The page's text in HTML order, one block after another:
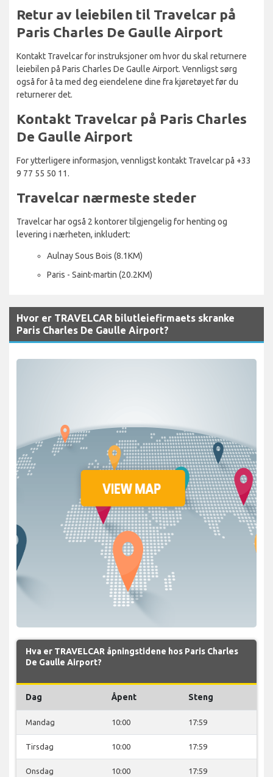
Retur av leiebilen til Travelcar på
Paris Charles De Gaulle Airport
Kontakt Travelcar for instruksjoner om hvor du skal returnere
leiebilen på Paris Charles De Gaulle Airport. Vennligst sørg
også for å ta med deg eiendelene dine fra kjøretøyet før du
returnerer det.
Kontakt Travelcar på Paris Charles
De Gaulle Airport
For ytterligere informasjon, vennligst kontakt Travelcar på +33
9 77 55 50 11.
Travelcar nærmeste steder
Travelcar har også 2 kontorer tilgjengelig for henting og
levering i nærheten, inkludert:
Aulnay Sous Bois (8.1KM)
Paris - Saint-martin (20.2KM)
Hvor er TRAVELCAR bilutleiefirmaets skranke
Paris Charles De Gaulle Airport?
Hva er TRAVELCAR åpningstidene hos Paris Charles
De Gaulle Airport?
Dag Åpent Steng
Mandag 10:00 17:59
Tirsdag 10:00 17:59
Onsdag 10:00 17:59